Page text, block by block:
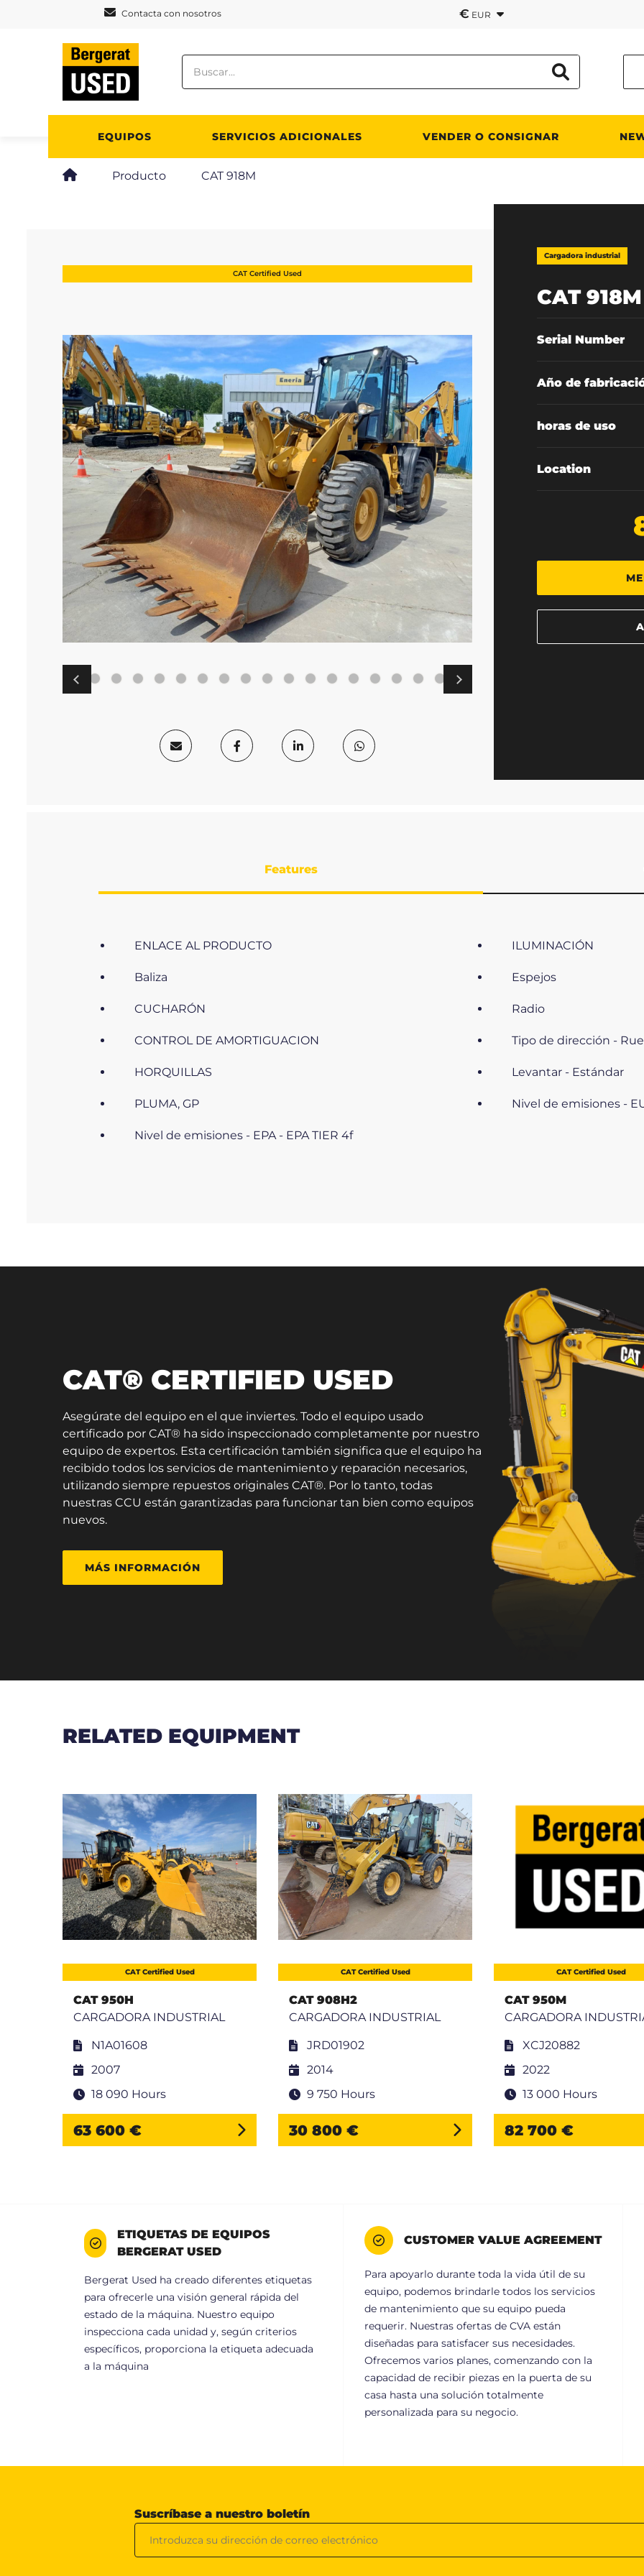
Contacta con nosotros € EUR
EQUIPOS SERVICIOS ADICIONALES VENDER O CONSIGNAR
Producto CAT 918M
CAT Certified Used
Cargadora industrial
CAT 918M
Serial Number
Año de
horas de uso
Location
Features
ENLACE AL PRODUCTO ILUMINACIÓN
Baliza Espejos
CUCHARÓN Radio
CONTROL DE AMORTIGUACION Tipo de dirección -
HORQUILLAS Levantar - Estándar
PLUMA, GP Nivel de emisiones -
Nivel de emisiones - EPA - EPA TIER 4f
CAT® CERTIFIED USED
Asegúrate del equipo en el que inviertes. Todo el equipo usado
certificado por CAT® ha sido inspeccionado completamente por nuestro
equipo de expertos. Esta certificación también significa que el equipo ha
recibido todos los servicios de mantenimiento y reparación necesarios,
utilizando siempre repuestos originales CAT®. Por lo tanto, todas
nuestras CCU están garantizadas para funcionar tan bien como equipos
nuevos.
MÁS INFORMACIÓN
RELATED EQUIPMENT
CAT Certified Used
CAT 950H
CARGADORA INDUSTRIAL
N1A01608
2007
18 090 Hours
63 600 €
CAT Certified Used
CAT 908H2
CARGADORA INDUSTRIAL
JRD01902
2014
9 750 Hours
30 800 €
CAT Certified Used
CAT 950M
CARGADORA
XCJ20882
2022
13 000 Hours
82 700 €
ETIQUETAS DE EQUIPOS
BERGERAT USED
Bergerat Used ha creado diferentes etiquetas
para ofrecerle una visión general rápida del
estado de la máquina. Nuestro equipo
inspecciona cada unidad y, según criterios
específicos, proporciona la etiqueta adecuada
a la máquina
CUSTOMER VALUE AGREEMENT
Para apoyarlo durante toda la vida útil de su
equipo, podemos brindarle todos los servicios
de mantenimiento que su equipo pueda
requerir. Nuestras ofertas de CVA están
diseñadas para satisfacer sus necesidades.
Ofrecemos varios planes, comenzando con la
capacidad de recibir piezas en la puerta de su
casa hasta una solución totalmente
personalizada para su negocio.
Suscríbase a nuestro boletín
Panel de gestión de cookies